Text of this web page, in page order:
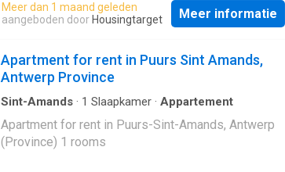
Meer dan 1 maand geleden
aangeboden door Housingtarget Meer informatie
Apartment for rent in Puurs Sint Amands,
Antwerp Province
Sint-Amands · 1 Slaapkamer · Appartement
Apartment for rent in Puurs-Sint-Amands, Antwerp
(Province) 1 rooms